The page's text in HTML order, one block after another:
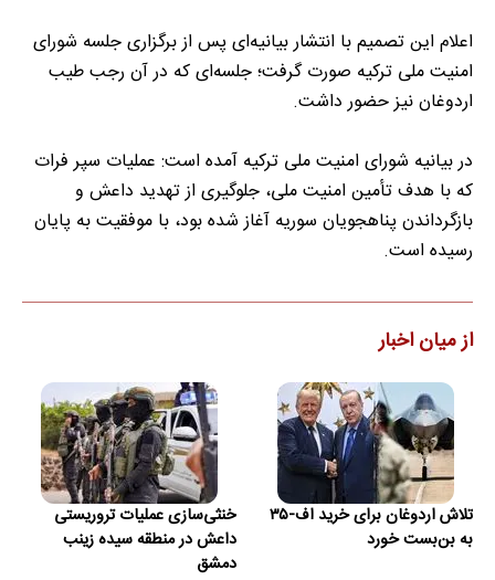
اعلام این تصمیم با انتشار بیانیه‌ای پس از برگزاری جلسه شورای
امنیت ملی ترکیه صورت گرفت؛ جلسه‌ای که در آن رجب طیب
اردوغان نیز حضور داشت.
در بیانیه شورای امنیت ملی ترکیه آمده است: عملیات سپر فرات
که با هدف تأمین امنیت ملی، جلوگیری از تهدید داعش و
بازگرداندن پناهجویان سوریه آغاز شده بود، با موفقیت به پایان
رسیده است.
از میان اخبار
تلاش اردوغان برای خرید اف-۳۵
به بن‌بست خورد
خنثی‌سازی عملیات تروریستی
داعش در منطقه سیده زینب
دمشق